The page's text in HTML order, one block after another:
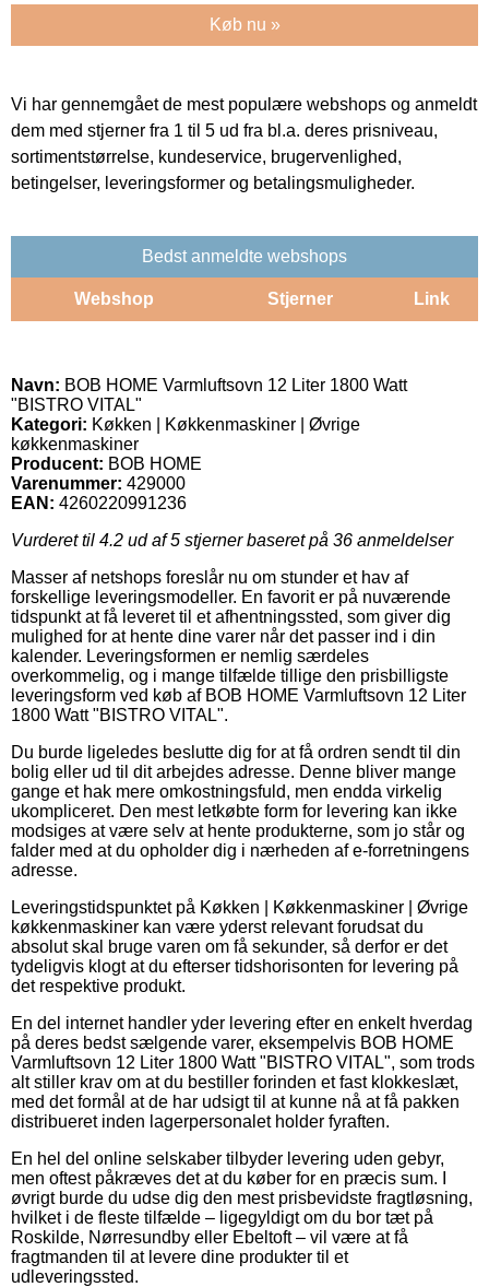
Køb nu »
Vi har gennemgået de mest populære webshops og anmeldt
dem med stjerner fra 1 til 5 ud fra bl.a. deres prisniveau,
sortimentstørrelse, kundeservice, brugervenlighed,
betingelser, leveringsformer og betalingsmuligheder.
Bedst anmeldte webshops
Webshop Stjerner Link
Navn: BOB HOME Varmluftsovn 12 Liter 1800 Watt
"BISTRO VITAL"
Kategori: Køkken | Køkkenmaskiner | Øvrige
køkkenmaskiner
Producent: BOB HOME
Varenummer: 429000
EAN: 4260220991236
Vurderet til 4.2 ud af 5 stjerner baseret på 36 anmeldelser
Masser af netshops foreslår nu om stunder et hav af
forskellige leveringsmodeller. En favorit er på nuværende
tidspunkt at få leveret til et afhentningssted, som giver dig
mulighed for at hente dine varer når det passer ind i din
kalender. Leveringsformen er nemlig særdeles
overkommelig, og i mange tilfælde tillige den prisbilligste
leveringsform ved køb af BOB HOME Varmluftsovn 12 Liter
1800 Watt "BISTRO VITAL".
Du burde ligeledes beslutte dig for at få ordren sendt til din
bolig eller ud til dit arbejdes adresse. Denne bliver mange
gange et hak mere omkostningsfuld, men endda virkelig
ukompliceret. Den mest letkøbte form for levering kan ikke
modsiges at være selv at hente produkterne, som jo står og
falder med at du opholder dig i nærheden af e-forretningens
adresse.
Leveringstidspunktet på Køkken | Køkkenmaskiner | Øvrige
køkkenmaskiner kan være yderst relevant forudsat du
absolut skal bruge varen om få sekunder, så derfor er det
tydeligvis klogt at du efterser tidshorisonten for levering på
det respektive produkt.
En del internet handler yder levering efter en enkelt hverdag
på deres bedst sælgende varer, eksempelvis BOB HOME
Varmluftsovn 12 Liter 1800 Watt "BISTRO VITAL", som trods
alt stiller krav om at du bestiller forinden et fast klokkeslæt,
med det formål at de har udsigt til at kunne nå at få pakken
distribueret inden lagerpersonalet holder fyraften.
En hel del online selskaber tilbyder levering uden gebyr,
men oftest påkræves det at du køber for en præcis sum. I
øvrigt burde du udse dig den mest prisbevidste fragtløsning,
hvilket i de fleste tilfælde – ligegyldigt om du bor tæt på
Roskilde, Nørresundby eller Ebeltoft – vil være at få
fragtmanden til at levere dine produkter til et
udleveringssted.